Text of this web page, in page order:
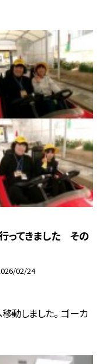
てきました その
02/24
動しました。 ゴーカ